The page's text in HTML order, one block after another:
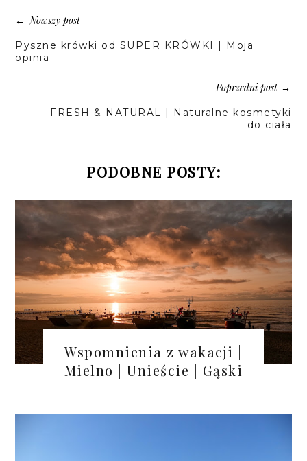
←Nowszy post
Pyszne krówki od SUPER KRÓWKI | Moja
opinia
Poprzedni post→
FRESH & NATURAL | Naturalne kosmetyki
do ciała
PODOBNE POSTY:
Wspomnienia z wakacji |
Mielno | Unieście | Gąski